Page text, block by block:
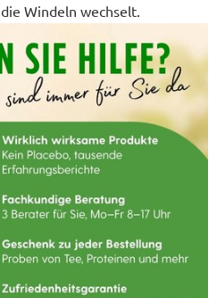
Windeln wechselt.